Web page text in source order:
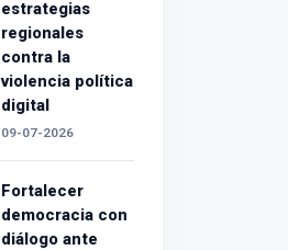
estrategias
regionales
contra la
violencia política
digital
09-07-2026
Fortalecer
democracia con
diálogo ante